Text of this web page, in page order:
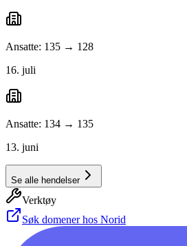
Ansatte: 135 → 128
16. juli
Ansatte: 134 → 135
13. juni
Se alle hendelser
Verktøy
Søk domener hos Norid